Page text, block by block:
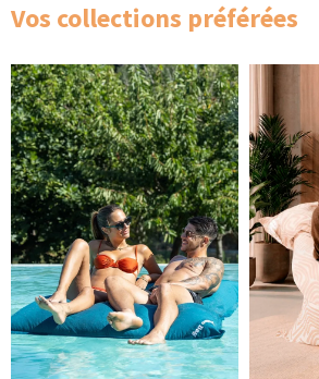
Vos collections préférées